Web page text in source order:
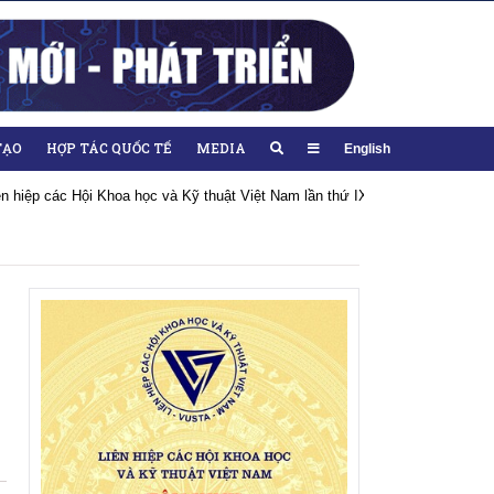
HỢP TÁC QUỐC TẾ MEDIA English
hiệp các Hội Khoa học và Kỹ thuật Việt Nam lần thứ IX, nhiệm kỳ 2026-